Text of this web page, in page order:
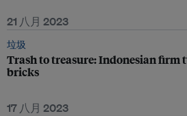
21 八月 2023
垃圾
Trash to treasure: Indonesian firm
bricks
17 八月 2023